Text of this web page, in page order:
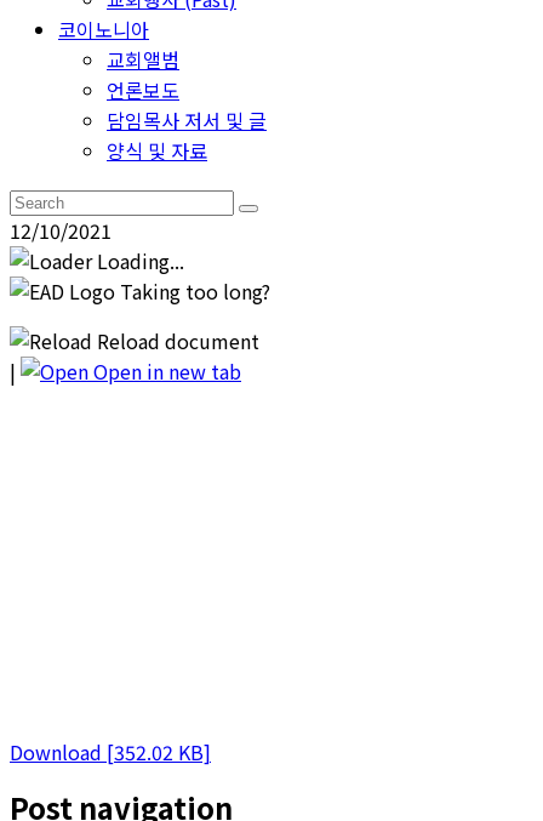
코이노니아
교회앨범
언론보도
담임목사 저서 및 글
양식 및 자료
12/10/2021
Loading...
Taking too long?
Reload document
|
Open in new tab
Download [352.02 KB]
Post navigation